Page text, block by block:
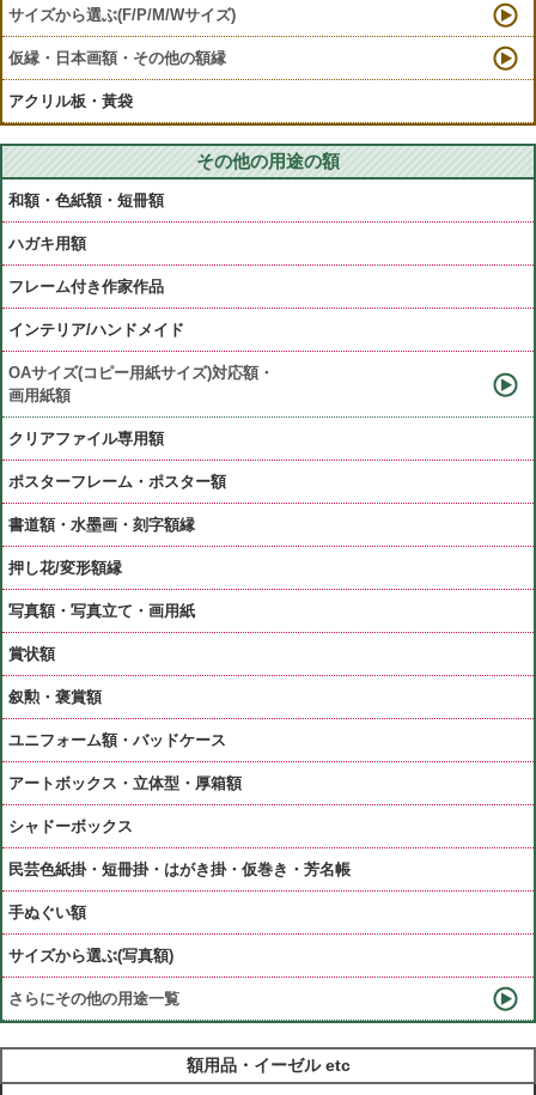
サイズから選ぶ(F/P/M/Wサイズ)
仮縁・日本画額・その他の額縁
アクリル板・黃袋
その他の用途の額
和額・色紙額・短冊額
ハガキ用額
フレーム付き作家作品
インテリア/ハンドメイド
OAサイズ(コピー用紙サイズ)対応額・
画用紙額
クリアファイル専用額
ポスターフレーム・ポスター額
書道額・水墨画・刻字額縁
押し花/変形額縁
写真額・写真立て・画用紙
賞状額
叙勲・褒賞額
ユニフォーム額・バッドケース
アートボックス・立体型・厚箱額
シャドーボックス
民芸色紙掛・短冊掛・はがき掛・仮巻き・芳名帳
手ぬぐい額
サイズから選ぶ(写真額)
さらにその他の用途一覧
額用品・イーゼル etc